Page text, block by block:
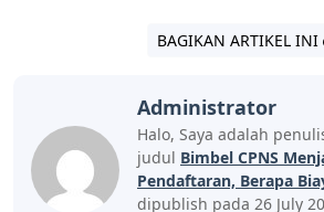
BAGIKAN ARTIKEL INI
Administrator
Halo, Saya adalah
judul Bimbel CPNS
Pendaftaran, Berapa
dipublish pada 26 July